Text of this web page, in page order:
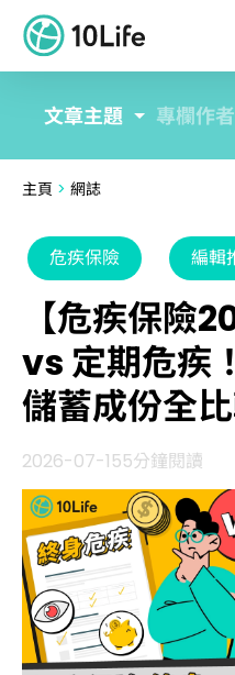
文章主題 專欄作者
主頁 > 網誌
危疾保險 編輯
【危疾保險
vs 定期危疾
儲蓄成份全
2026-07-155分鐘閱讀